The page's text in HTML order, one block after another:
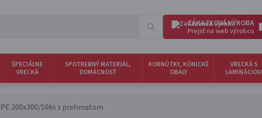
ZÁKAZKOVÁ VÝROBA
Prejsť na web výrobcu
ŠPECIÁLNE
VRECKÁ
SPOTREBNÝ MATERIÁL,
DOMÁCNOSŤ
KORNÚTKY, KÓNICKÉ
OBALY
VRECKÁ S
LAMINÁCIOU
200x300/50ks s prehmatom